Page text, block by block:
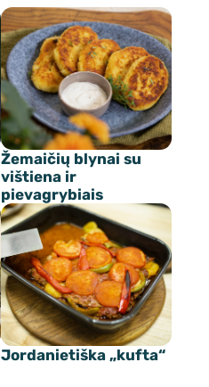
Žemaičių blynai su
vištiena ir
pievagrybiais
Jordanietiška „kufta“